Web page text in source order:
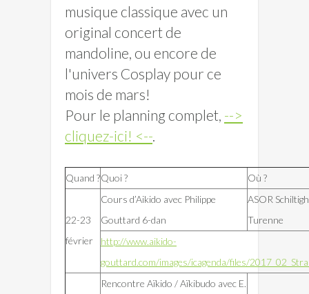
musique classique avec un
original concert de
mandoline, ou encore de
l'univers Cosplay pour ce
mois de mars!
Pour le planning complet, -->
cliquez-ici! <--.
Quand ?Quoi ? Où ?
22-23
février
Cours d’Aikido avec Philippe
Gouttard 6-dan
ASOR
Turenne
http://www.aikido-
gouttard.com/images/icagenda/files/
Rencontre Aïkido / Aïkibudo avec E.